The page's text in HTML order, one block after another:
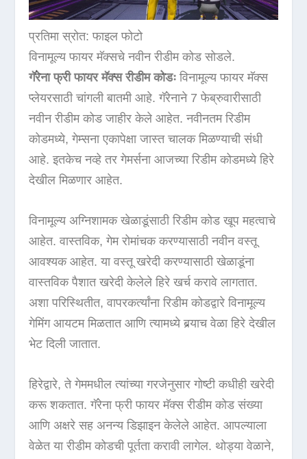
प्रतिमा स्रोत: फाइल फोटो
विनामूल्य फायर मॅक्सचे नवीन रीडीम कोड सोडले.
गॅरेना फ्री फायर मॅक्स रीडीम कोडः विनामूल्य फायर मॅक्स
प्लेयरसाठी चांगली बातमी आहे. गॅरेनाने 7 फेब्रुवारीसाठी
नवीन रीडीम कोड जाहीर केले आहेत. नवीनतम रिडीम
कोडमध्ये, गेम्सना एकापेक्षा जास्त चालक मिळण्याची संधी
आहे. इतकेच नव्हे तर गेमर्सना आजच्या रिडीम कोडमध्ये हिरे
देखील मिळणार आहेत.
विनामूल्य अग्निशामक खेळाडूंसाठी रिडीम कोड खूप महत्वाचे
आहेत. वास्तविक, गेम रोमांचक करण्यासाठी नवीन वस्तू
आवश्यक आहेत. या वस्तू खरेदी करण्यासाठी खेळाडूंना
वास्तविक पैशात खरेदी केलेले हिरे खर्च करावे लागतात.
अशा परिस्थितीत, वापरकर्त्यांना रिडीम कोडद्वारे विनामूल्य
गेमिंग आयटम मिळतात आणि त्यामध्ये बर्‍याच वेळा हिरे देखील
भेट दिली जातात.
हिरेद्वारे, ते गेममधील त्यांच्या गरजेनुसार गोष्टी कधीही खरेदी
करू शकतात. गॅरेना फ्री फायर मॅक्स रीडीम कोड संख्या
आणि अक्षरे सह अनन्य डिझाइन केलेले आहेत. आपल्याला
वेळेत या रीडीम कोडची पूर्तता करावी लागेल. थोड्या वेळाने,